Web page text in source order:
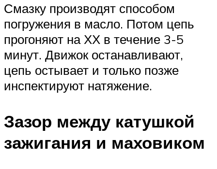
Смазку производят способом
погружения в масло. Потом цепь
прогоняют на ХХ в течение 3-5
минут. Движок останавливают,
цепь остывает и только позже
инспектируют натяжение.
Зазор между катушкой
зажигания и маховиком